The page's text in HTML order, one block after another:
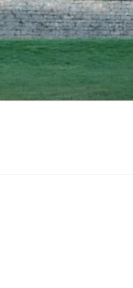
コ
ン
テ
ツ